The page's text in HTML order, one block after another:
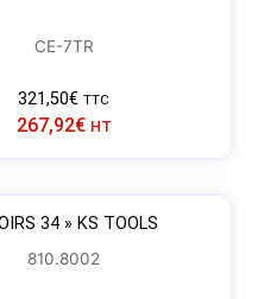
CE-7TR
321,50€ TTC
267,92€ HT
34 » KS TOOLS
810.8002